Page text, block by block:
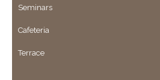
Seminars
Cafeteria
Terrace